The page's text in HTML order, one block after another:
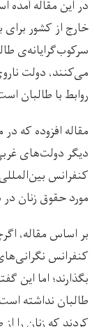
در این مقاله
خارج از کشور
سرکوب‌گرایانه‌ی
می‌کنند، دولت
روابط با طالبان
مقاله افزوده که
دیگر دولت‌های
کنفرانس
مورد حقوق زنان
بر اساس مقاله،
کنفرانس
بگذارند؛ اما این
طالبان نداشته